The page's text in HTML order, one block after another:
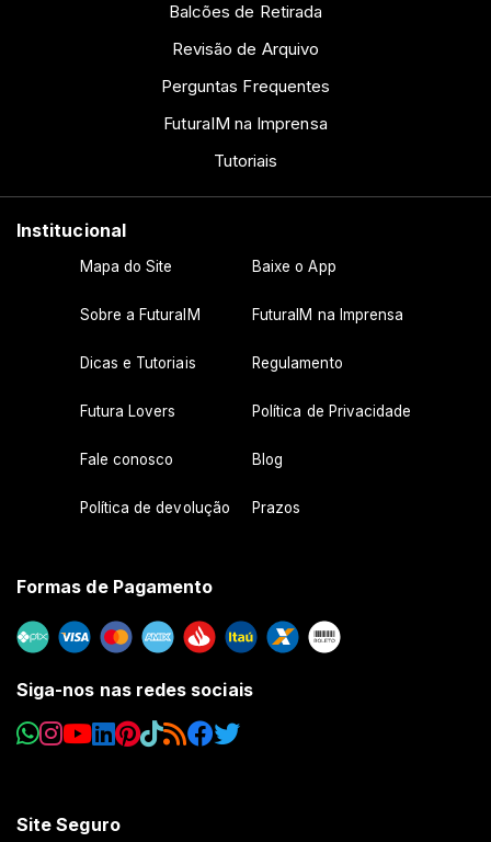
Balcões de Retirada
Revisão de Arquivo
Perguntas Frequentes
FuturaIM na Imprensa
Tutoriais
Institucional
Mapa do Site Baixe o App
Sobre a FuturaIM FuturaIM na Imprensa
Dicas e Tutoriais Regulamento
Futura Lovers Política de Privacidade
Fale conosco Blog
Política de devolução Prazos
Formas de Pagamento
Siga-nos nas redes sociais
Site Seguro